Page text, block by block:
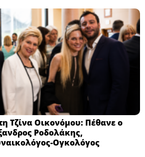
Τζίνα Οικονόμου: Πέθανε ο
Ροδολάκης,
Ογκολόγος